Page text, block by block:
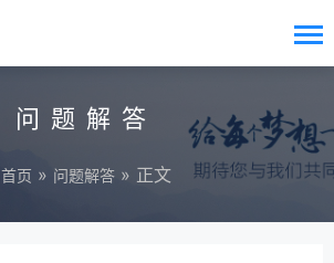
问题解答
首页 » 问题解答 » 正文